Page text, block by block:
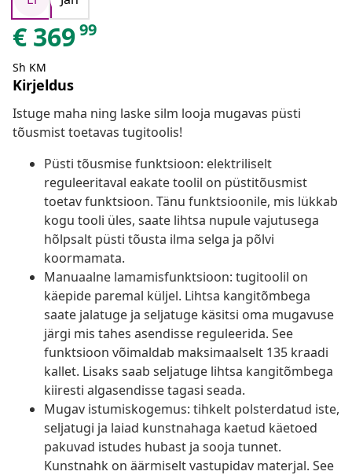
€ 36999
Sh KM
Kirjeldus
Istuge maha ning laske silm looja mugavas püsti
tõusmist toetavas tugitoolis!
Püsti tõusmise funktsioon: elektriliselt
reguleeritaval eakate toolil on püstitõusmist
toetav funktsioon. Tänu funktsioonile, mis lükkab
kogu tooli üles, saate lihtsa nupule vajutusega
hõlpsalt püsti tõusta ilma selga ja põlvi
koormamata.
Manuaalne lamamisfunktsioon: tugitoolil on
käepide paremal küljel. Lihtsa kangitõmbega
saate jalatuge ja seljatuge käsitsi oma mugavuse
järgi mis tahes asendisse reguleerida. See
funktsioon võimaldab maksimaalselt 135 kraadi
kallet. Lisaks saab seljatuge lihtsa kangitõmbega
kiiresti algasendisse tagasi seada.
Mugav istumiskogemus: tihkelt polsterdatud iste,
seljatugi ja laiad kunstnahaga kaetud käetoed
pakuvad istudes hubast ja sooja tunnet.
Kunstnahk on äärmiselt vastupidav materjal. See